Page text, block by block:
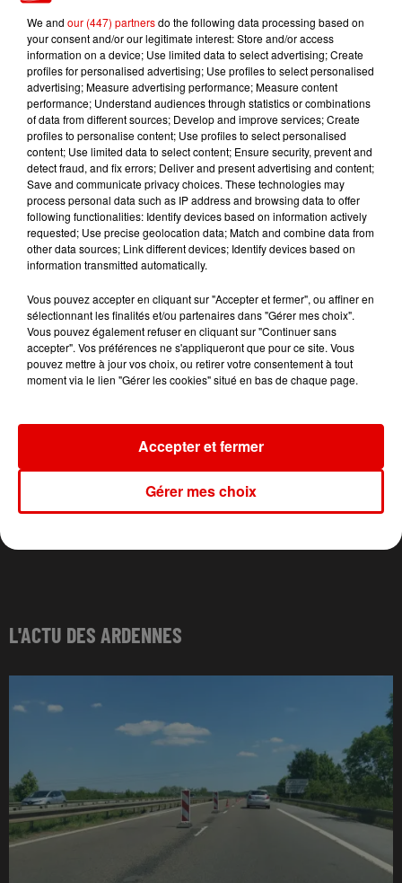
TITRES DIFFUSÉS
7h14
7h14
TEDDY SWIMS
7h10
7h10
LAAM
7h07
7h07
L'ACTU DES ARDENNES
We and our (447) partnersdo the following data processing based on
your consent and/or our legitimate interest: Store and/or access
information on a device; Use limited data to select advertising; Create
profiles for personalised advertising; Use profiles to select personalised
advertising; Measure advertising performance; Measure content
performance; Understand audiences through statistics or combinations
of data from different sources; Develop and improve services; Create
profiles to personalise content; Use profiles to select personalised
content; Use limited data to select content; Ensure security, prevent and
detect fraud, and fix errors; Deliver and present advertising and content;
Save and communicate privacy choices. These technologies may
process personal data such as IP address and browsing data to offer
following functionalities: Identify devices based on information actively
requested; Use precise geolocation data; Match and combine data from
other data sources; Link different devices; Identify devices based on
information transmitted automatically.
Vous pouvez accepter en cliquant sur "Accepter et fermer", ou affiner en
sélectionnant les finalités et/ou partenaires dans "Gérer mes choix".
Vous pouvez également refuser en cliquant sur "Continuer sans
accepter". Vos préférences ne s'appliqueront que pour ce site. Vous
pouvez mettre à jour vos choix, ou retirer votre consentement à tout
moment via le lien "Gérer les cookies" situé en bas de chaque page.
Gérer mes choix
Accepter et fermer